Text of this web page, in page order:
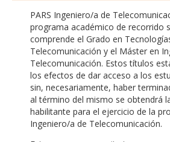
PARS Ingeniero/a de
programa académico de recorrido
comprende el Grado en
Telecomunicación y el Máster en
Telecomunicación. Estos títulos
los efectos de dar acceso a los
sin, necesariamente, haber
al término del mismo se obtendrá
habilitante para el ejercicio de la
Ingeniero/a de Telecomunicación.